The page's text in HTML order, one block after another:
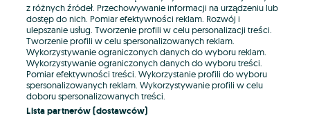
E-mail
Hasło
z różnych źródeł. Przechowywanie informacji na urządzeniu lub
dostęp do nich. Pomiar efektywności reklam. Rozwój i
ulepszanie usług. Tworzenie profili w celu personalizacji treści.
Tworzenie profili w celu spersonalizowanych reklam.
Wykorzystywanie ograniczonych danych do wyboru reklam.
Wykorzystywanie ograniczonych danych do wyboru treści.
Pomiar efektywności treści. Wykorzystanie profili do wyboru
spersonalizowanych reklam. Wykorzystywanie profili w celu
doboru spersonalizowanych treści.
Lista partnerów (dostawców)